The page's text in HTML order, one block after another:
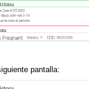
pantalla: